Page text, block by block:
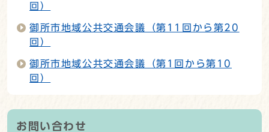
回）
御所市地域公共交通会議（第11回から第20
回）
御所市地域公共交通会議（第1回から第10
回）
お問い合わせ